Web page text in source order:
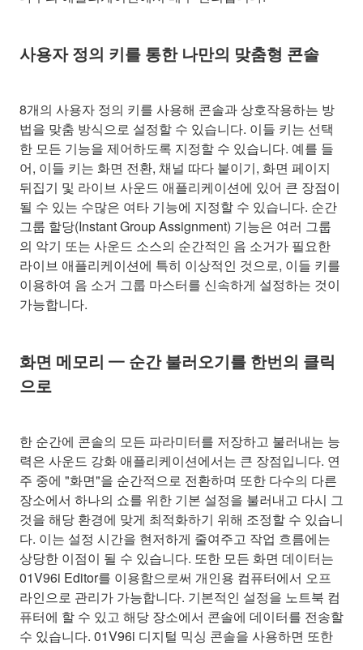
사용자 정의 키를 통한 나만의 맞춤형 콘솔
8개의 사용자 정의 키를 사용해 콘솔과 상호작용하는 방
법을 맞춤 방식으로 설정할 수 있습니다. 이들 키는 선택
한 모든 기능을 제어하도록 지정할 수 있습니다. 예를 들
어, 이들 키는 화면 전환, 채널 따다 붙이기, 화면 페이지
뒤집기 및 라이브 사운드 애플리케이션에 있어 큰 장점이
될 수 있는 수많은 여타 기능에 지정할 수 있습니다. 순간
그룹 할당(Instant Group Assignment) 기능은 여러 그룹
의 악기 또는 사운드 소스의 순간적인 음 소거가 필요한
라이브 애플리케이션에 특히 이상적인 것으로, 이들 키를
이용하여 음 소거 그룹 마스터를 신속하게 설정하는 것이
가능합니다.
화면 메모리 — 순간 불러오기를 한번의 클릭
으로
한 순간에 콘솔의 모든 파라미터를 저장하고 불러내는 능
력은 사운드 강화 애플리케이션에서는 큰 장점입니다. 연
주 중에 "화면"을 순간적으로 전환하며 또한 다수의 다른
장소에서 하나의 쇼를 위한 기본 설정을 불러내고 다시 그
것을 해당 환경에 맞게 최적화하기 위해 조정할 수 있습니
다. 이는 설정 시간을 현저하게 줄여주고 작업 흐름에는
상당한 이점이 될 수 있습니다. 또한 모든 화면 데이터는
01V96i Editor를 이용함으로써 개인용 컴퓨터에서 오프
라인으로 관리가 가능합니다. 기본적인 설정을 노트북 컴
퓨터에 할 수 있고 해당 장소에서 콘솔에 데이터를 전송할
수 있습니다. 01V96i 디지털 믹싱 콘솔을 사용하면 또한